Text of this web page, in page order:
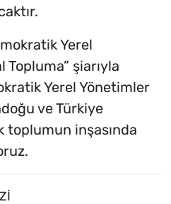
Yerel
şiarıyla
Yerel Yönetimler
ve Türkiye
toplumun inşasında